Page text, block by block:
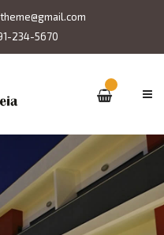
234-5670